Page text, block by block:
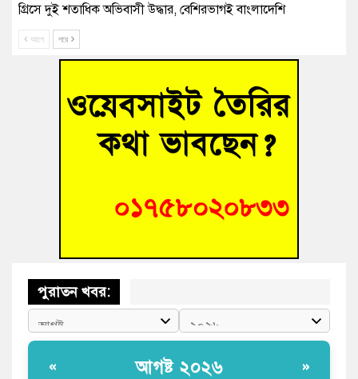
গ্রিসে দুই শতাধিক অভিবাসী উদ্ধার, বেশিরভাগই বাংলাদেশি
বুড়িচংয়ে নিখোঁজের ৩ দিন পর ফিশারির পুকুরে রিকশাচালকের মরদেহ
“স্পেশাল ট্রাইব্যুনালে জুলাই গণহত্যার বিচার করেন, জনগণ আপনাদের
ছাড়বে না-সাক্কু
ভাষা সৈনিক অজিত গুহ মহাবিদ্যালয়ে জুলাই গণঅভ্যুত্থান দিবসের
‘হাসিনাকে ফেরাতে তৎপরতা’ কুবিতে ১১ শিক্ষককে ঘিরে ফ্যাক্ট-
আগে পরে
পুরাতন খবর:
« আগষ্ট ২০২৬ »